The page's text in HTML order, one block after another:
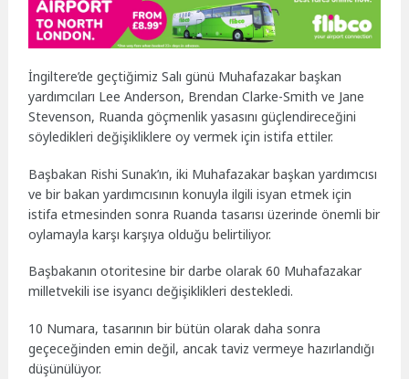
İngiltere’de geçtiğimiz Salı günü Muhafazakar başkan
yardımcıları Lee Anderson, Brendan Clarke-Smith ve Jane
Stevenson, Ruanda göçmenlik yasasını güçlendireceğini
söyledikleri değişikliklere oy vermek için istifa ettiler.
Başbakan Rishi Sunak’ın, iki Muhafazakar başkan yardımcısı
ve bir bakan yardımcısının konuyla ilgili isyan etmek için
istifa etmesinden sonra Ruanda tasarısı üzerinde önemli bir
oylamayla karşı karşıya olduğu belirtiliyor.
Başbakanın otoritesine bir darbe olarak 60 Muhafazakar
milletvekili ise isyancı değişiklikleri destekledi.
10 Numara, tasarının bir bütün olarak daha sonra
geçeceğinden emin değil, ancak taviz vermeye hazırlandığı
düşünülüyor.